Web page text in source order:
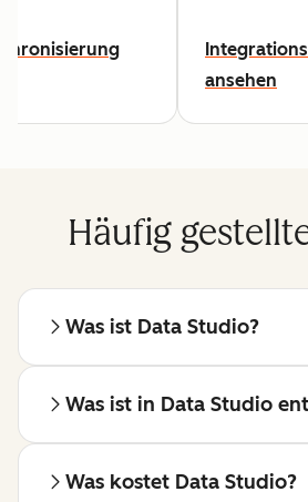
ansehen
Häufig
Was ist Data Studio?
Was ist in Data Studio
Was kostet Data Studio?